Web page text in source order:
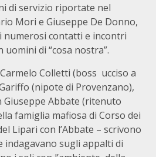
di servizio riportate nel
Mori e Giuseppe De Donno,
contatti e incontri
uomini di “cosa nostra”.
Colletti (boss ucciso a
(nipote di Provenzano),
Giuseppe Abbate (ritenuto
famiglia mafiosa di Corso dei
Lipari con l’Abbate – scrivono
indagavano sugli appalti di